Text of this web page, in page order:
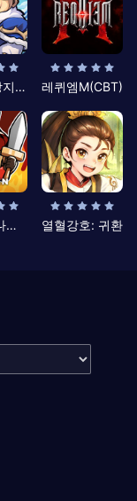
킹방치: 빵지의 제왕 레퀴엠M(CBT)
뮤: 포켓 나이츠 열혈강호: 귀환